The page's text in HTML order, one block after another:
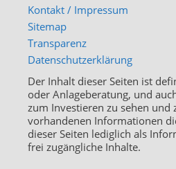
Kontakt / Impressum
Sitemap
Transparenz
Datenschutzerklärung
Der Inhalt dieser Seiten ist
oder Anlageberatung, und
zum Investieren zu sehen und
vorhandenen Informationen
dieser Seiten lediglich als
frei zugängliche Inhalte.